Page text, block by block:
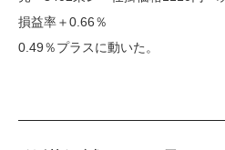
損益率＋0.66％
0.49％プラスに動いた。